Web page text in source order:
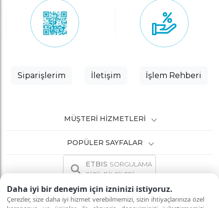
Daha iyi bir deneyim için izninizi istiyoruz.
Çerezler, size daha iyi hizmet verebilmemizi, sizin ihtiyaçlarınıza özel
Siparişlerim İletişim İşlem Rehberi
MÜŞTERI HIZMETLERI
POPÜLER SAYFALAR
ETBIS SORGULAMA
SİCİL BİLGİLERİ